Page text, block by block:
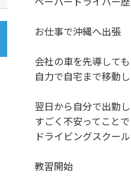
お仕事で沖縄へ出張
会社の車を先導して
自力で自宅まで移動
翌日から自分で出勤
すごく不安ってことで
ドライビングスクー
教習開始